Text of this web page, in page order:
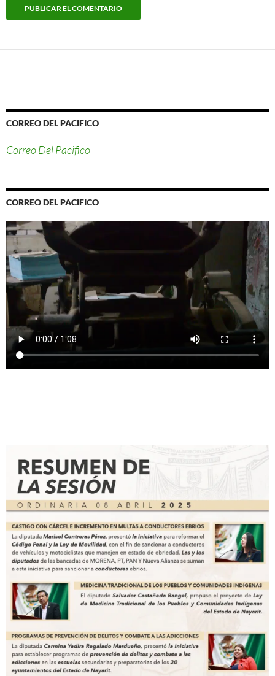
CORREO DEL PACIFICO
Correo Del Pacifico
CORREO DEL PACIFICO